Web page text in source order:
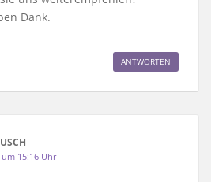
Dank.
ANTWORTEN
15:16 Uhr